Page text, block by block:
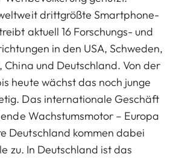
drittgrößte Smartphone-
aktuell 16 Forschungs- und
in den USA, Schweden,
China und Deutschland. Von der
heute wächst das noch junge
Das internationale Geschäft
Wachstumsmotor – Europa
Deutschland kommen dabei
zu. In Deutschland ist das